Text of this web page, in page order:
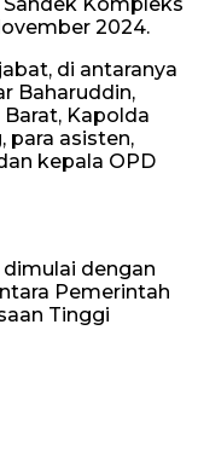
2024.
di antaranya
Baharuddin,
Kapolda
para asisten,
kepala OPD
dengan
Pemerintah
Tinggi